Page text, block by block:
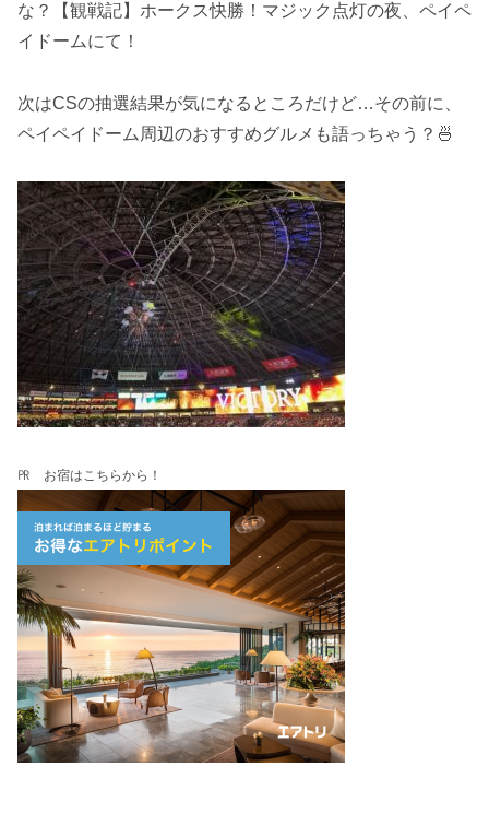
な？【観戦記】ホークス快勝！マジック点灯の夜、ペイペ
イドームにて！
次はCSの抽選結果が気になるところだけど…その前に、
ペイペイドーム周辺のおすすめグルメも語っちゃう？🍜
㏚ お宿はこちらから！